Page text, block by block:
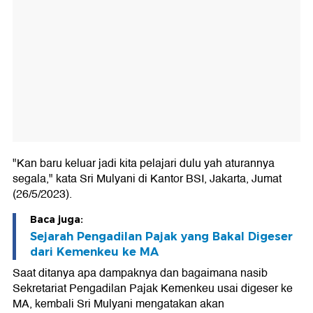
"Kan baru keluar jadi kita pelajari dulu yah aturannya
segala," kata Sri Mulyani di Kantor BSI, Jakarta, Jumat
(26/5/2023).
Baca juga:
Sejarah Pengadilan Pajak yang Bakal Digeser
dari Kemenkeu ke MA
Saat ditanya apa dampaknya dan bagaimana nasib
Sekretariat Pengadilan Pajak Kemenkeu usai digeser ke
MA, kembali Sri Mulyani mengatakan akan